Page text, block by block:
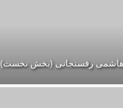
هاشمی رفسنجانی (بخش نخست)